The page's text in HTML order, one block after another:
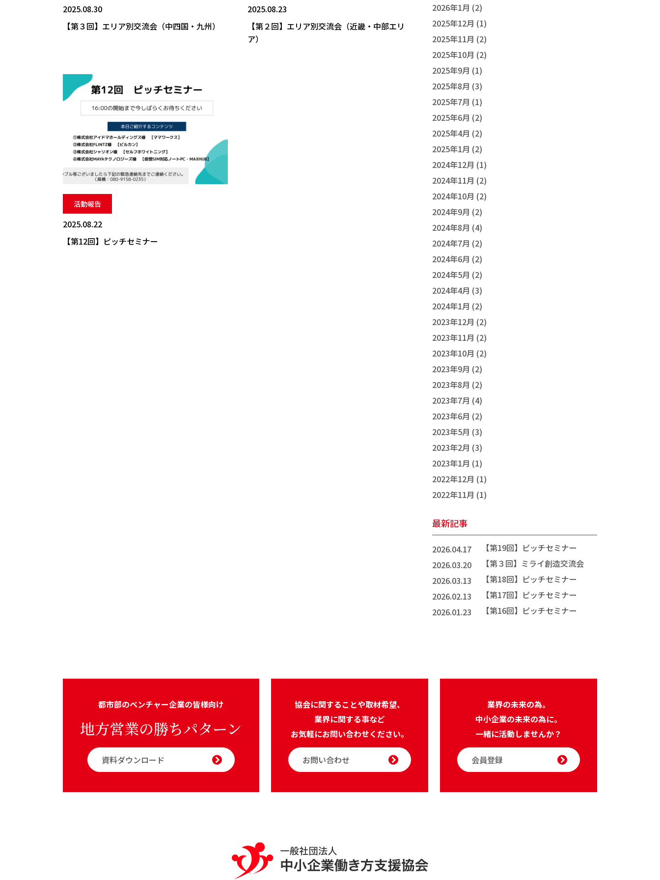
2025.08.30
【第３回】エリア別交流会（中四国・九州）
2025.08.23
【第２回】エリア別交流会（近畿・中部エリ
ア）
活動報告
2025.08.22
【第12回】ピッチセミナー
2026年1月 (2)
2025年12月 (1)
2025年11月 (2)
2025年10月 (2)
2025年9月 (1)
2025年8月 (3)
2025年7月 (1)
2025年6月 (2)
2025年4月 (2)
2025年1月 (2)
2024年12月 (1)
2024年11月 (2)
2024年10月 (2)
2024年9月 (2)
2024年8月 (4)
2024年7月 (2)
2024年6月 (2)
2024年5月 (2)
2024年4月 (3)
2024年1月 (2)
2023年12月 (2)
2023年11月 (2)
2023年10月 (2)
2023年9月 (2)
2023年8月 (2)
2023年7月 (4)
2023年6月 (2)
2023年5月 (3)
2023年2月 (3)
2023年1月 (1)
2022年12月 (1)
2022年11月 (1)
最新記事
2026.04.17
【第19回】ピッチセミナー
2026.03.20
【第３回】ミライ創造交流会
2026.03.13
【第18回】ピッチセミナー
2026.02.13
【第17回】ピッチセミナー
2026.01.23
【第16回】ピッチセミナー
都市部のベンチャー企業の皆様向け
地方営業の勝ちパターン
資料ダウンロード
協会に関することや取材希望、
業界に関する事など
お気軽にお問い合わせください。
お問い合わせ
業界の未来の為。
中小企業の未来の為に。
一緒に活動しませんか？
会員登録